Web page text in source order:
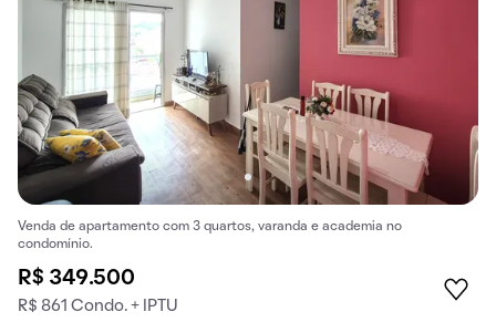
Venda de apartamento com 3 quartos, varanda e academia no
condomínio.
R$ 349.500
R$ 861 Condo. + IPTU